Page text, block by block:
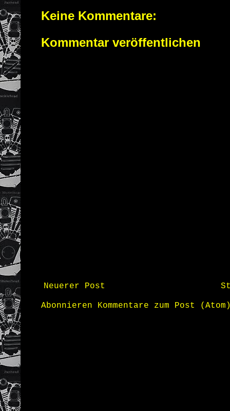
Keine Kommentare:
Kommentar veröffentlichen
Neuerer Post
Abonnieren Kommentare zum Post